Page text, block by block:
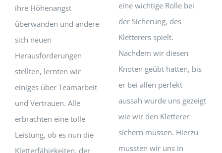
ihre Höhenangst
überwanden und andere
sich neuen
Herausforderungen
stellten, lernten wir
einiges über Teamarbeit
und Vertrauen. Alle
erbrachten eine tolle
Leistung, ob es nun die
Kletterfähigkeiten, der
eine wichtige Rolle bei
der Sicherung, des
Kletterers spielt.
Nachdem wir diesen
Knoten geübt hatten, bis
er bei allen perfekt
aussah wurde uns gezeigt
wie wir den Kletterer
sichern müssen. Hierzu
mussten wir uns in